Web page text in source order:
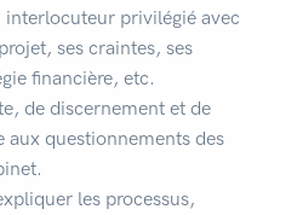
interlocuteur privilégié avec
ses craintes, ses
financière, etc.
de discernement et de
aux questionnements des
les processus,